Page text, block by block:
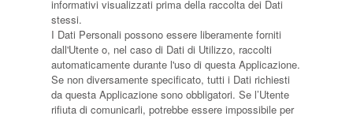
informativi visualizzati prima della raccolta dei Dati
stessi.
I Dati Personali possono essere liberamente forniti
dall'Utente o, nel caso di Dati di Utilizzo, raccolti
automaticamente durante l'uso di questa Applicazione.
Se non diversamente specificato, tutti i Dati richiesti
da questa Applicazione sono obbligatori. Se l’Utente
rifiuta di comunicarli, potrebbe essere impossibile per